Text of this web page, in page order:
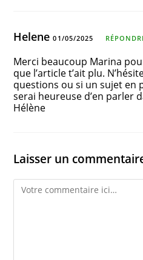
Helene01/05/2025
Merci beaucoup Marina
que l’article t’ait plu.
questions ou si un sujet en
serai heureuse d’en parler
Hélène
Laisser un